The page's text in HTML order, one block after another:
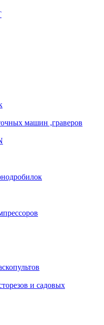
машин ,граверов
и садовых